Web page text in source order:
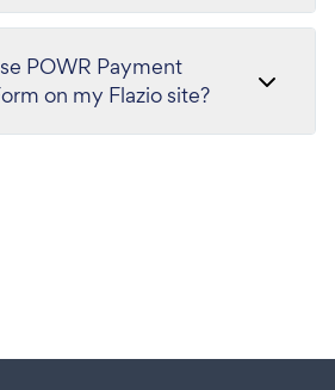
POWR Payment
on my Flazio site?